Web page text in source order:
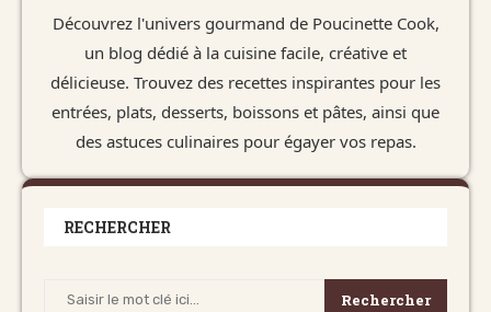
Découvrez l'univers gourmand de Poucinette Cook,
un blog dédié à la cuisine facile, créative et
délicieuse. Trouvez des recettes inspirantes pour les
entrées, plats, desserts, boissons et pâtes, ainsi que
des astuces culinaires pour égayer vos repas.
RECHERCHER
Rechercher